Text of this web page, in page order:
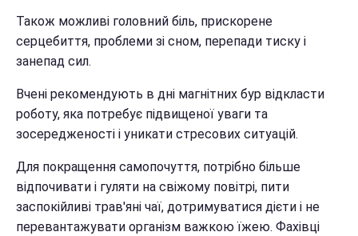
Також можливі головний біль, прискорене
серцебиття, проблеми зі сном, перепади тиску і
занепад сил.
Вчені рекомендують в дні магнітних бур відкласти
роботу, яка потребує підвищеної уваги та
зосередженості і уникати стресових ситуацій.
Для покращення самопочуття, потрібно більше
відпочивати і гуляти на свіжому повітрі, пити
заспокійливі трав'яні чаї, дотримуватися дієти і не
перевантажувати організм важкою їжею. Фахівці